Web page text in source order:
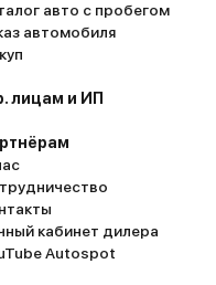
Казань
2025
авто с пробегом
автомобиля
лицам и ИП
кабинет дилера
Autospot